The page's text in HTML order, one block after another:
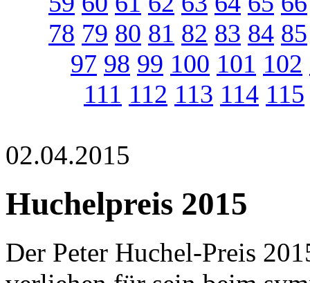
78 79 80 81 82 83 84 85
97 98 99 100 101 102
111 112 113 114 115
02.04.2015
Huchelpreis 2015
Der Peter Huchel-Preis